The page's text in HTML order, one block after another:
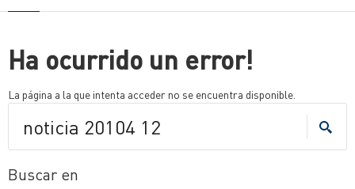
Ha ocurrido un error!
La página a la que intenta acceder no se encuentra disponible.
Buscar en